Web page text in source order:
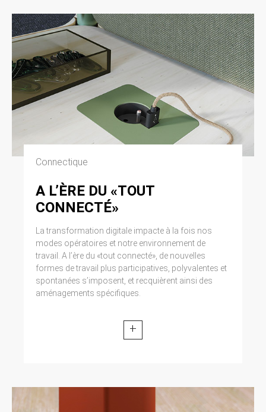
Connectique
A L’ÈRE DU «TOUT
CONNECTÉ»
La transformation digitale impacte à la fois nos
modes opératoires et notre environnement de
travail. A l’ère du «tout connecté», de nouvelles
formes de travail plus participatives, polyvalentes et
spontanées s’imposent, et recquièrent ainsi des
aménagements spécifiques.
+